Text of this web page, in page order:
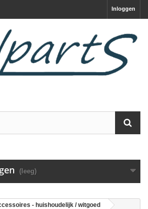
Inloggen
(leeg)
- huishoudelijk / witgoed